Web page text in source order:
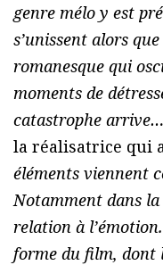
genre mélo y est
s’unissent alors
romanesque qui
moments de
catastrophe arrive…
la réalisatrice qui
éléments viennent
Notamment dans
relation à
forme du film, dont